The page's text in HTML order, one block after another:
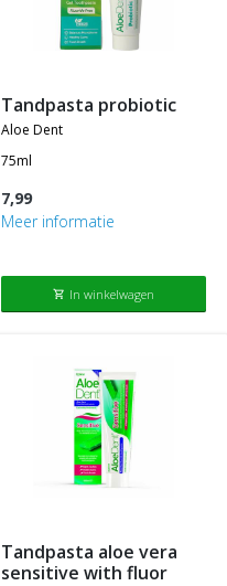
tandpasta probiotic
aloe dent
75ml
7,99
Meer informatie
shopping_cart In winkelwagen
tandpasta aloe vera
sensitive with fluor